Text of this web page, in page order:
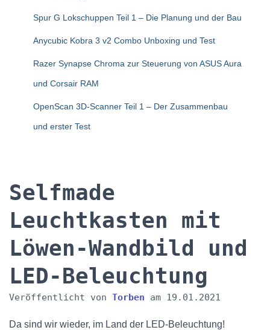
Spur G Lokschuppen Teil 1 – Die Planung und der Bau
Anycubic Kobra 3 v2 Combo Unboxing und Test
Razer Synapse Chroma zur Steuerung von ASUS Aura
und Corsair RAM
OpenScan 3D-Scanner Teil 1 – Der Zusammenbau
und erster Test
Selfmade
Leuchtkasten mit
Löwen-Wandbild und
LED-Beleuchtung
Veröffentlicht von Torben am 19.01.2021
Da sind wir wieder, im Land der LED-Beleuchtung!